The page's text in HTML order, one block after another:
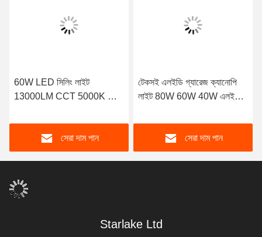
60W LED সিলিং লাইট
13000LM CCT 5000K কোল্ড
স্কয়ার ক্যানোপি লাইট
সেরা দাম পান
টেকসই এলইডি গ্যারেজ ক্যানোপি
লাইট 80W 60W 40W এলইডি
সেরা দাম পান
Starlake Ltd